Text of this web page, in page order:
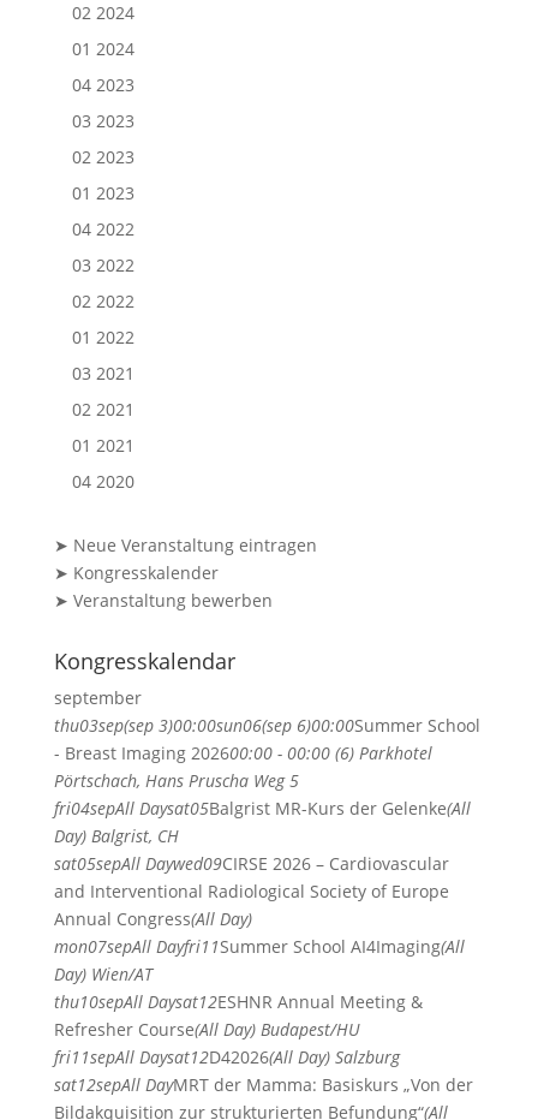
02 2024
01 2024
04 2023
03 2023
02 2023
01 2023
04 2022
03 2022
02 2022
01 2022
03 2021
02 2021
01 2021
04 2020
➤ Neue Veranstaltung eintragen
➤ Kongresskalender
➤ Veranstaltung bewerben
Kongresskalendar
september
thu03sep(sep 3)00:00sun06(sep 6)00:00Summer School
- Breast Imaging 202600:00 - 00:00 (6) Parkhotel
Pörtschach, Hans Pruscha Weg 5
fri04sepAll Daysat05Balgrist MR-Kurs der Gelenke(All
Day) Balgrist, CH
sat05sepAll Daywed09CIRSE 2026 – Cardiovascular
and Interventional Radiological Society of Europe
Annual Congress(All Day)
mon07sepAll Dayfri11Summer School AI4Imaging(All
Day) Wien/AT
thu10sepAll Daysat12ESHNR Annual Meeting &
Refresher Course(All Day) Budapest/HU
fri11sepAll Daysat12D42026(All Day) Salzburg
sat12sepAll DayMRT der Mamma: Basiskurs „Von der
Bildakquisition zur strukturierten Befundung“(All